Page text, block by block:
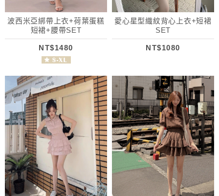
波西米亞綁帶上衣+荷葉蛋糕
短裙+腰帶SET
NT$1480
愛心星型織紋背心上衣+短裙
SET
NT$1080